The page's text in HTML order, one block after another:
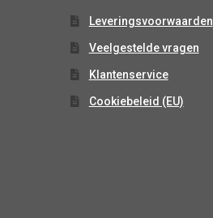
Leveringsvoorwaarden
Veelgestelde vragen
Klantenservice
Cookiebeleid (EU)